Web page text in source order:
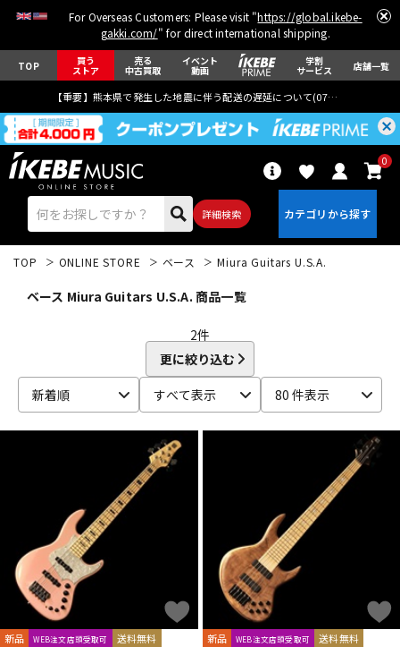
For Overseas Customers: Please visit "https://global.ikebe-
gakki.com/" for direct international shipping.
TOP 買う
ストア
売る
中古買取
イベント
動画
学割
サービス 店舗一覧
【重要】熊本県で発生した地震に伴う配送の遅延について(07月29日
詳細検索
0
ベース ウクレレ
パーカッション
キーボード 電子ピアノ
その他楽器
TOP ONLINE STORE ベース Miura Guitars U.S.A.
ベース Miura Guitars U.S.A. 商品一覧
2件
更に絞り込む
新着順
すべて表示 80 件表示
新品 WEB注文店頭受取可 送料無料 新品 WEB注文店頭受取可 送料無料